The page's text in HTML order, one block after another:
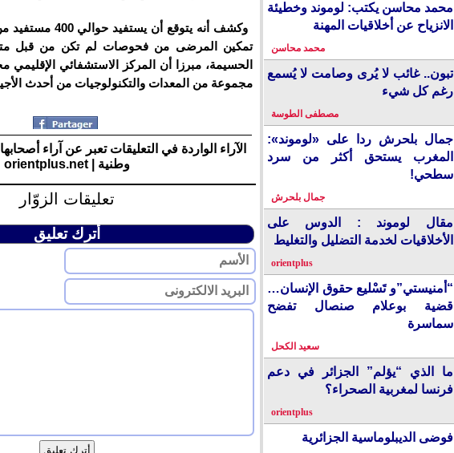
محمد محاسن يكتب: لوموند وخطيئة
الانزياح عن أخلاقيات المهنة
محمد محاسن
تبون.. غائب لا يُرى وصامت لا يُسمع
رغم كل شيء
مصطفى الطوسة
جمال بلحرش ردا على «لوموند»:
المغرب يستحق أكثر من سرد
سطحي!
جمال بلحرش
مقال لوموند : الدوس على
الأخلاقيات لخدمة التضليل والتغليط
orientplus
“أمنيستي”و تَسْليع حقوق الإنسان…
قضية بوعلام صنصال تفضح
سماسرة
سعيد الكحل
ما الذي “يؤلم” الجزائر في دعم
فرنسا لمغربية الصحراء؟
orientplus
فوضى الديبلوماسية الجزائرية
وكشف أنه يتوقع أن
تمكين المرضى من فحوصات لم تكن من قبل
الحسيمة، مبرزا أن المركز الاستشفائي
مجموعة من المعدات والتكنولوجيات من أحدث
الآراء الواردة في التعليقات تعبر عن آراء
وطنية | orientplus.net
تعليقات الزوّار
أترك تعليق